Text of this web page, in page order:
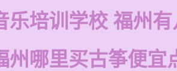
乐培训学校 福州
州哪里买古筝便宜